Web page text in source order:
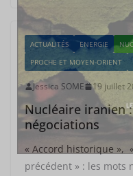
ACTUALITÉS ENERGIE
PROCHE ET MOYEN-ORIENT
Jessica SOME 19 juillet
Nucléaire iranien
négociations
« Accord historique »,
précédent » : les